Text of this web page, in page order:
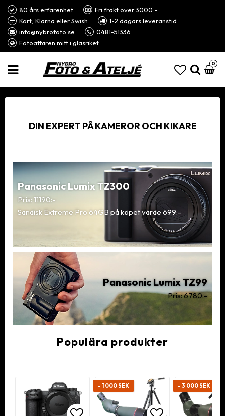
80 års erfarenhet
Fri frakt över 3000:-
Kort, Klarna eller Swish
1-2 dagars leveranstid
info@nybrofoto.se
0481-51336
Fotoaffären mitt i glasriket
0
DIN EXPERT PÅ KAMEROR OCH KIKARE
Panasonic Lumix TZ300
Pris: 11190:-
Sandisk Extreme Pro 64GB på köpet värde 699:-
Panasonic Lumix TZ99
Pris: 6780:-
Populära produkter
- 1 000 SEK - 3 000 SEK